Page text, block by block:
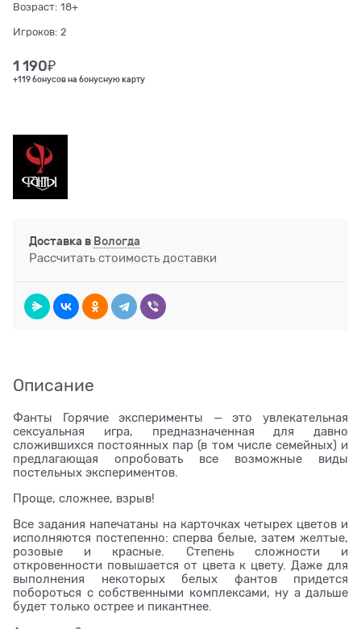
Возраст: 18+
Игроков: 2
1 190₽
+119 бонусов на бонусную карту
Доставка в Вологда
Рассчитать стоимость доставки
Описание
Фанты Горячие эксперименты — это увлекательная
сексуальная игра, предназначенная для давно
сложившихся постоянных пар (в том числе семейных) и
предлагающая опробовать все возможные виды
постельных экспериментов.
Проще, сложнее, взрыв!
Все задания напечатаны на карточках четырех цветов и
исполняются постепенно: сперва белые, затем желтые,
розовые и красные. Степень сложности и
откровенности повышается от цвета к цвету. Даже для
выполнения некоторых белых фантов придется
побороться с собственными комплексами, ну а дальше
будет только острее и пикантнее.